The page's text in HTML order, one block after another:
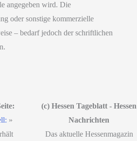
angegeben wird. Die
oder sonstige kommerzielle
– bedarf jedoch der schriftlichen
»
(c) Hessen Tageblatt - Hessen
Nachrichten
Das aktuelle Hessenmagazin